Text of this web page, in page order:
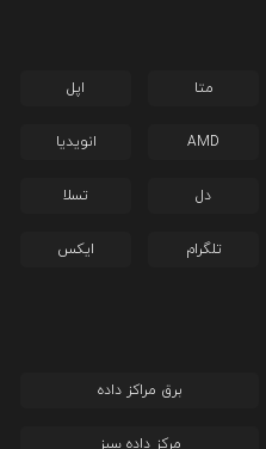
متا اپل
AMD انویدیا
دل تسلا
تلگرام ایکس
برق مراکز داده
مرکز داده سبز